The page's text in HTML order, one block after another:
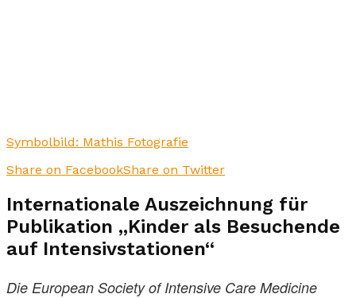
Symbolbild: Mathis Fotografie
Share on FacebookShare on Twitter
Internationale Auszeichnung für
Publikation „Kinder als Besuchende
auf Intensivstationen“
Die European Society of Intensive Care Medicine